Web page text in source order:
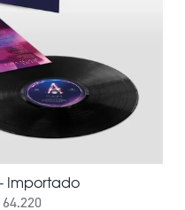
Importado